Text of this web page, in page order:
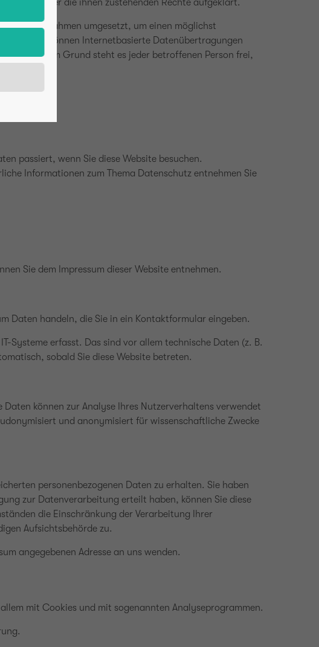
über die ihnen zustehenden Rechte aufgeklärt.
Maßnahmen umgesetzt, um einen möglichst
Dennoch können Internetbasierte Datenübertragungen
Aus diesem Grund steht es jeder betroffenen Person frei,
passiert, wenn Sie diese Website besuchen.
Informationen zum Thema Datenschutz entnehmen Sie
Sie dem Impressum dieser Website entnehmen.
Daten handeln, die Sie in ein Kontaktformular eingeben.
Systeme erfasst. Das sind vor allem technische Daten (z. B.
sobald Sie diese Website betreten.
können zur Analyse Ihres Nutzerverhaltens verwendet
und anonymisiert für wissenschaftliche Zwecke
personenbezogenen Daten zu erhalten. Sie haben
zur Datenverarbeitung erteilt haben, können Sie diese
die Einschränkung der Verarbeitung Ihrer
Aufsichtsbehörde zu.
angegebenen Adresse an uns wenden.
mit Cookies und mit sogenannten Analyseprogrammen.